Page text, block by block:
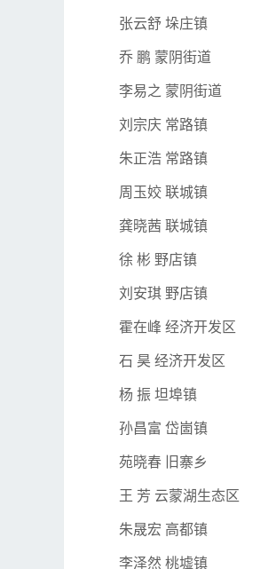
张云舒 垛庄镇
乔 鹏 蒙阴街道
李易之 蒙阴街道
刘宗庆 常路镇
朱正浩 常路镇
周玉姣 联城镇
龚晓茜 联城镇
徐 彬 野店镇
刘安琪 野店镇
霍在峰 经济开发区
石 昊 经济开发区
杨 振 坦埠镇
孙昌富 岱崮镇
苑晓春 旧寨乡
王 芳 云蒙湖生态区
朱晟宏 高都镇
李泽然 桃墟镇